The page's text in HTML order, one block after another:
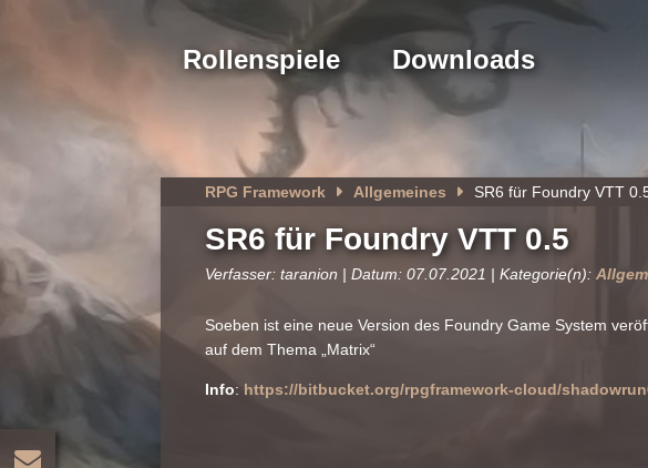
Rollenspiele Downloads
RPG Framework Allgemeines SR6 für Foundry VTT
SR6 für Foundry VTT 0.5
Verfasser: taranion | Datum: 07.07.2021 | Kategorie(n):
Soeben ist eine neue Version des Foundry Game System
auf dem Thema „Matrix“
Info: https://bitbucket.org/rpgframework-cloud/